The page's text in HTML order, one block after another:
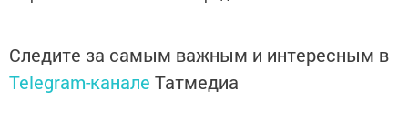
Следите за самым важным и интересным в
Telegram-канале Татмедиа